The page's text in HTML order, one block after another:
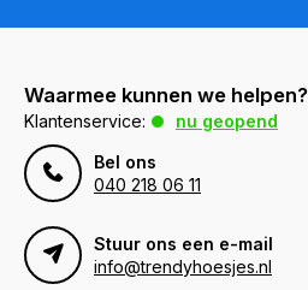
Waarmee kunnen we helpen?
Klantenservice:
nu geopend
Bel ons
040 218 06 11
Stuur ons een e-mail
info@trendyhoesjes.nl